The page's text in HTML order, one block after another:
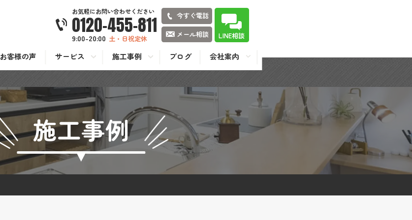
お気軽にお問い合わせください
0120-455-811
9:00-20:00 土・日祝定休
今すぐ電話
メール相談
LINE相談
お客様の声 サービス 施工事例 ブログ 会社案内
施工事例